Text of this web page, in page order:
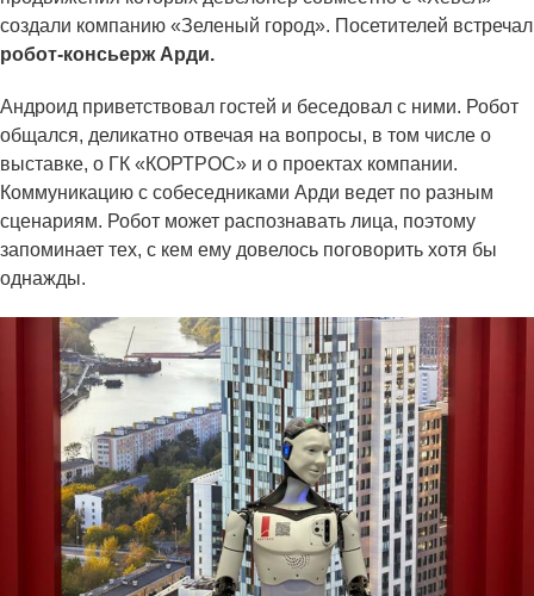
создали компанию «Зеленый город». Посетителей встречал
робот-консьерж Арди.
Андроид приветствовал гостей и беседовал с ними. Робот
общался, деликатно отвечая на вопросы, в том числе о
выставке, о ГК «КОРТРОС» и о проектах компании.
Коммуникацию с собеседниками Арди ведет по разным
сценариям. Робот может распознавать лица, поэтому
запоминает тех, с кем ему довелось поговорить хотя бы
однажды.